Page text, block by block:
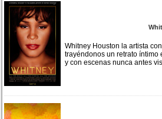
Whitney Houston la artista
trayéndonos un retrato
y con escenas nunca antes